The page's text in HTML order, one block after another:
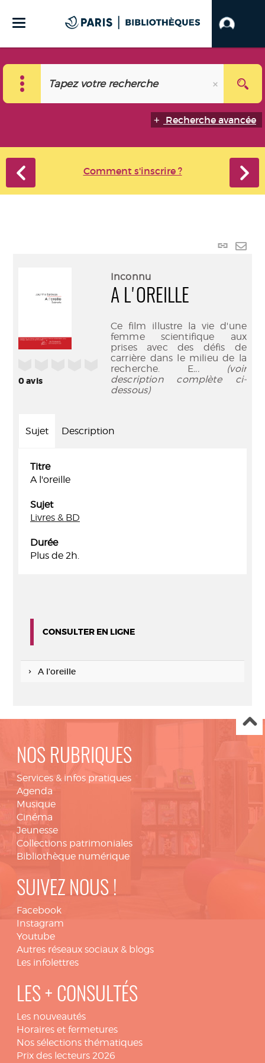
Recherche avancée
Comment s'inscrire ?
Lien
0avis
Inconnu
A L'OREILLE
Ce film illustre la vie d'une
femme scientifique aux
prises avec des défis de
carrière dans le milieu de la
recherche. E... (voir
description complète ci-
dessous)
Sujet Description
Titre
A l'oreille
Sujet
Livres & BD
Durée
Plus de 2h.
CONSULTER EN LIGNE
A l'oreille
NOS RUBRIQUES
Services & infos pratiques
Agenda
Musique
Cinéma
Jeunesse
Collections patrimoniales
Bibliothèque numérique
SUIVEZ NOUS !
Facebook
Instagram
Youtube
Autres réseaux sociaux & blogs
Les infolettres
LES + CONSULTÉS
Les nouveautés
Horaires et fermetures
Nos sélections thématiques
Prix des lecteurs 2026